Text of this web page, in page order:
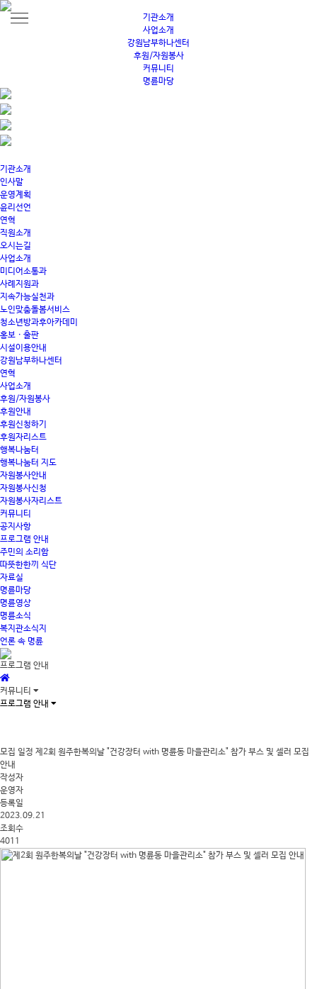
기관소개
사업소개
강원남부하나센터
후원/자원봉사
커뮤니티
명륜마당
기관소개
인사말
운영계획
윤리선언
연혁
직원소개
오시는길
사업소개
미디어소통과
사례지원과
지속가능실천과
노인맞춤돌봄서비스
청소년방과후아카데미
홍보 · 출판
시설이용안내
강원남부하나센터
연혁
사업소개
후원/자원봉사
후원안내
후원신청하기
후원자리스트
행복나눔터
행복나눔터 지도
자원봉사안내
자원봉사신청
자원봉사자리스트
커뮤니티
공지사항
프로그램 안내
주민의 소리함
따뜻한한끼 식단
자료실
명륜마당
명륜영상
명륜소식
복지관소식지
언론 속 명륜
프로그램 안내
커뮤니티
프로그램 안내
모집 일정 제2회 원주한복의날 "건강장터 with 명륜동 마을관리소" 참가 부스 및 셀러 모집
안내
작성자
운영자
등록일
2023.09.21
조회수
4011